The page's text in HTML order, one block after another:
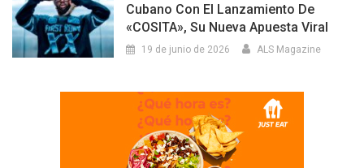
Cubano Con El Lanzamiento De
«COSITA», Su Nueva Apuesta Viral
19 de junio de 2026 ALS Magazine